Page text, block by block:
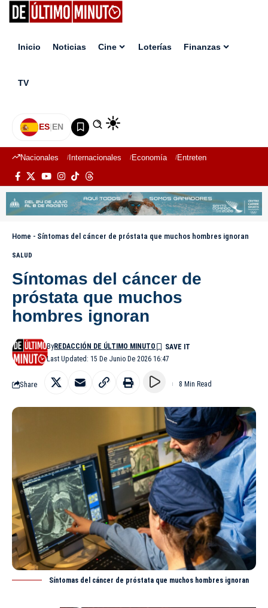
Inicio Noticias Cine Loterías Finanzas
TV
ES|EN
Nacionales Internacionales Economía Entretenimiento
Home - Síntomas del cáncer de próstata que muchos hombres ignoran
SALUD
Síntomas del cáncer de
próstata que muchos
hombres ignoran
Last Updated: 15 De Junio De 2026 16:47
ByREDACCIÓN DE ÚLTIMO MINUTO
Share 8 Min Read
Síntomas del cáncer de próstata que muchos hombres ignoran